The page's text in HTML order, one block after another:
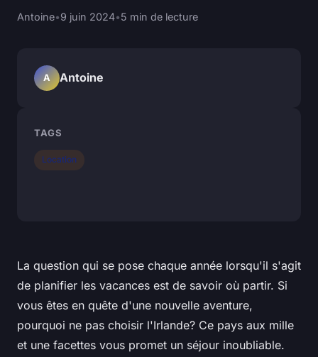
Antoine•9 juin 2024•5 min de lecture
La question qui se pose chaque année lorsqu'il s'agit
de planifier les vacances est de savoir où partir. Si
vous êtes en quête d'une nouvelle aventure,
pourquoi ne pas choisir l'Irlande? Ce pays aux mille
et une facettes vous promet un séjour inoubliable.
A Antoine
TAGS
Location